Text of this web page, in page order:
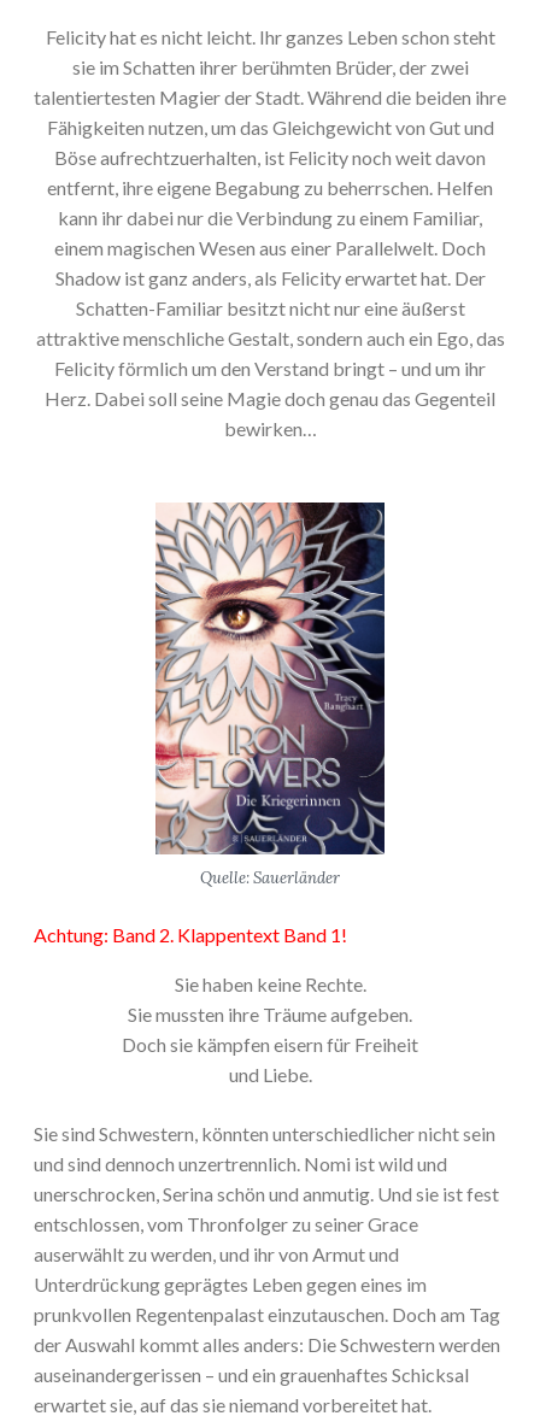
Felicity hat es nicht leicht. Ihr ganzes Leben schon steht
sie im Schatten ihrer berühmten Brüder, der zwei
talentiertesten Magier der Stadt. Während die beiden ihre
Fähigkeiten nutzen, um das Gleichgewicht von Gut und
Böse aufrechtzuerhalten, ist Felicity noch weit davon
entfernt, ihre eigene Begabung zu beherrschen. Helfen
kann ihr dabei nur die Verbindung zu einem Familiar,
einem magischen Wesen aus einer Parallelwelt. Doch
Shadow ist ganz anders, als Felicity erwartet hat. Der
Schatten-Familiar besitzt nicht nur eine äußerst
attraktive menschliche Gestalt, sondern auch ein Ego, das
Felicity förmlich um den Verstand bringt – und um ihr
Herz. Dabei soll seine Magie doch genau das Gegenteil
bewirken…
Quelle: Sauerländer
Achtung: Band 2. Klappentext Band 1!
Sie haben keine Rechte.
Sie mussten ihre Träume aufgeben.
Doch sie kämpfen eisern für Freiheit
und Liebe.
Sie sind Schwestern, könnten unterschiedlicher nicht sein
und sind dennoch unzertrennlich. Nomi ist wild und
unerschrocken, Serina schön und anmutig. Und sie ist fest
entschlossen, vom Thronfolger zu seiner Grace
auserwählt zu werden, und ihr von Armut und
Unterdrückung geprägtes Leben gegen eines im
prunkvollen Regentenpalast einzutauschen. Doch am Tag
der Auswahl kommt alles anders: Die Schwestern werden
auseinandergerissen – und ein grauenhaftes Schicksal
erwartet sie, auf das sie niemand vorbereitet hat.